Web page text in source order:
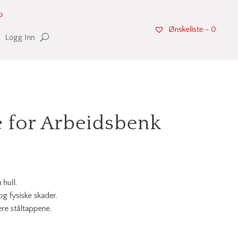
Logg Inn
Ønskeliste - 0
for Arbeidsbenk
hull.
fysiske skader.
ståltappene.